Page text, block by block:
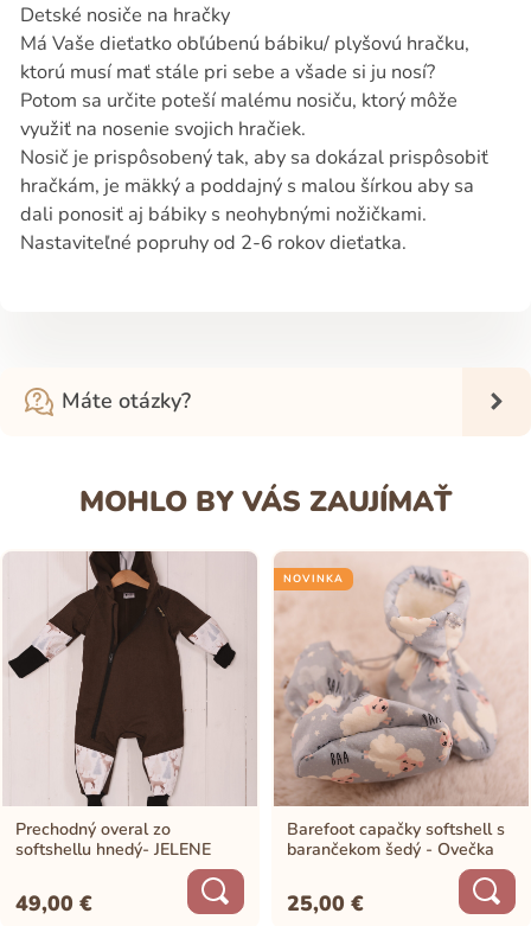
Detské nosiče na hračky
Má Vaše dieťatko obľúbenú bábiku/ plyšovú hračku,
ktorú musí mať stále pri sebe a všade si ju nosí?
Potom sa určite poteší malému nosiču, ktorý môže
využiť na nosenie svojich hračiek.
Nosič je prispôsobený tak, aby sa dokázal prispôsobiť
hračkám, je mäkký a poddajný s malou šírkou aby sa
dali ponosiť aj bábiky s neohybnými nožičkami.
Nastaviteľné popruhy od 2-6 rokov dieťatka.
Máte otázky?
MOHLO BY VÁS ZAUJÍMAŤ
Prechodný overal zo
softshellu hnedý- JELENE
49,00€
NOVINKA
Barefoot capačky softshell s
barančekom šedý - Ovečka
25,00€